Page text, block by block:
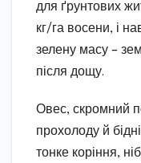
для ґрунтових
кг/га восени, і
зелену масу –
після дощу.
Овес, скромний
прохолоду й
тонке коріння,